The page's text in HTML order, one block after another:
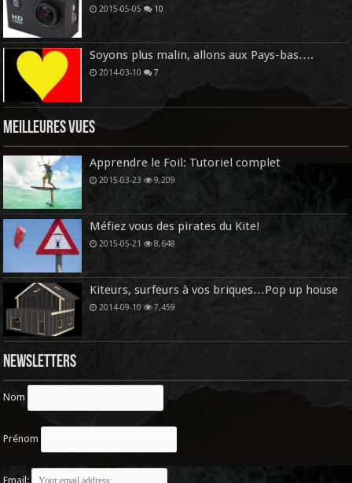
2015-05-05 10
Soyons plus malin, allons aux Pays-bas….
2014-03-10 7
Meilleures vues
Apprendre le Foil: Tutoriel complet
2015-03-23 9,209
Méfiez vous des pirates du Kite!
2015-05-21 8,648
Kiteurs, surfeurs à vos briques…Pop up house
2014-09-10 7,459
Newsletters
Nom
Prénom
Email: